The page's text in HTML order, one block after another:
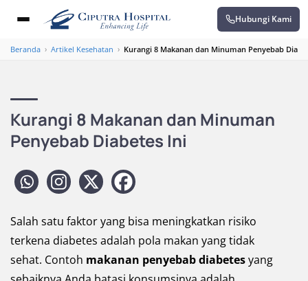
Hubungi Kami
Beranda › Artikel Kesehatan › Kurangi 8 Makanan dan Minuman Penyebab
Kurangi 8 Makanan dan Minuman
Penyebab Diabetes Ini
Salah satu faktor yang bisa meningkatkan risiko
terkena diabetes adalah pola makan yang tidak
sehat. Contoh makanan penyebab diabetesyang